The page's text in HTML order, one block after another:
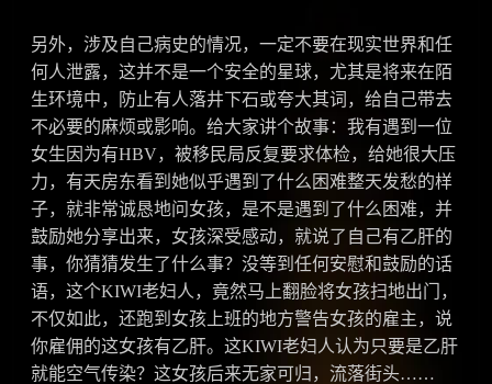
另外，涉及自己病史的情况，一定不要在现实世界和任
何人泄露，这并不是一个安全的星球，尤其是将来在陌
生环境中，防止有人落井下石或夸大其词，给自己带去
不必要的麻烦或影响。给大家讲个故事：我有遇到一位
女生因为有HBV，被移民局反复要求体检，给她很大压
力，有天房东看到她似乎遇到了什么困难整天发愁的样
子，就非常诚恳地问女孩，是不是遇到了什么困难，并
鼓励她分享出来，女孩深受感动，就说了自己有乙肝的
事，你猜猜发生了什么事？没等到任何安慰和鼓励的话
语，这个KIWI老妇人，竟然马上翻脸将女孩扫地出门，
不仅如此，还跑到女孩上班的地方警告女孩的雇主，说
你雇佣的这女孩有乙肝。这KIWI老妇人认为只要是乙肝
就能空气传染？这女孩后来无家可归，流落街头……